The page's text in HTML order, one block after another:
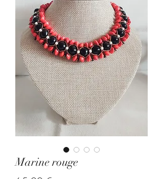
Marine rouge